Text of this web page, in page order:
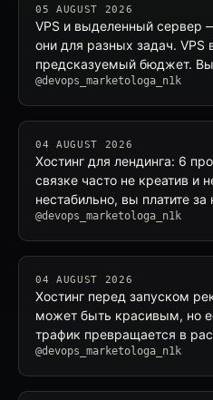
05 AUGUST 2026
VPS и выделенный сервер
они для разных задач. VPS
предсказуемый бюджет.
@devops_marketologa_n1k
04 AUGUST 2026
Хостинг для лендинга: 6
связке часто не креатив и
нестабильно, вы платите
@devops_marketologa_n1k
04 AUGUST 2026
Хостинг перед запуском
может быть красивым, но
трафик превращается в
@devops_marketologa_n1k